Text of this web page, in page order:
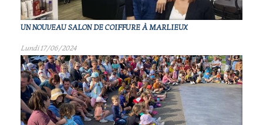
UN NOUVEAU SALON DE COIFFURE À MARLIEUX
Lundi 17/06/2024